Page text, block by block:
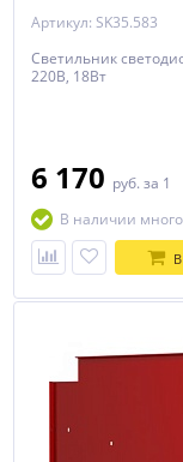
Артикул: SK35.583
Светильник
220В, 18Вт
6 170 руб. за 1
В наличии много